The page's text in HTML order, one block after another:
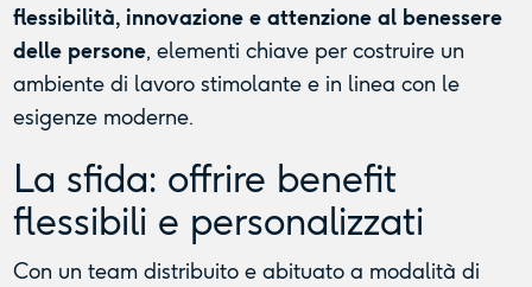
flessibilità, innovazione e attenzione al benessere
delle persone, elementi chiave per costruire un
ambiente di lavoro stimolante e in linea con le
esigenze moderne.
La sfida: offrire benefit
flessibili e personalizzati
Con un team distribuito e abituato a modalità di